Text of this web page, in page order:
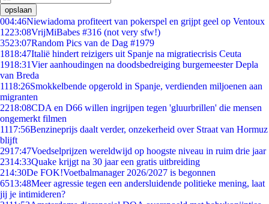
opslaan
004:46Niewiadoma profiteert van pokerspel en grijpt geel op Ventoux
1223:08VrijMiBabes #316 (not very sfw!)
3523:07Random Pics van de Dag #1979
1818:47Italië hindert reizigers uit Spanje na migratiecrisis Ceuta
1918:31Vier aanhoudingen na doodsbedreiging burgemeester Depla
van Breda
1118:26Smokkelbende opgerold in Spanje, verdienden miljoenen aan
migranten
2218:08CDA en D66 willen ingrijpen tegen 'gluurbrillen' die mensen
ongemerkt filmen
1117:56Benzineprijs daalt verder, onzekerheid over Straat van Hormuz
blijft
2917:47Voedselprijzen wereldwijd op hoogste niveau in ruim drie jaar
2314:33Quake krijgt na 30 jaar een gratis uitbreiding
214:30De FOK!Voetbalmanager 2026/2027 is begonnen
6513:48Meer agressie tegen een andersluidende politieke mening, laat
jij je intimideren?